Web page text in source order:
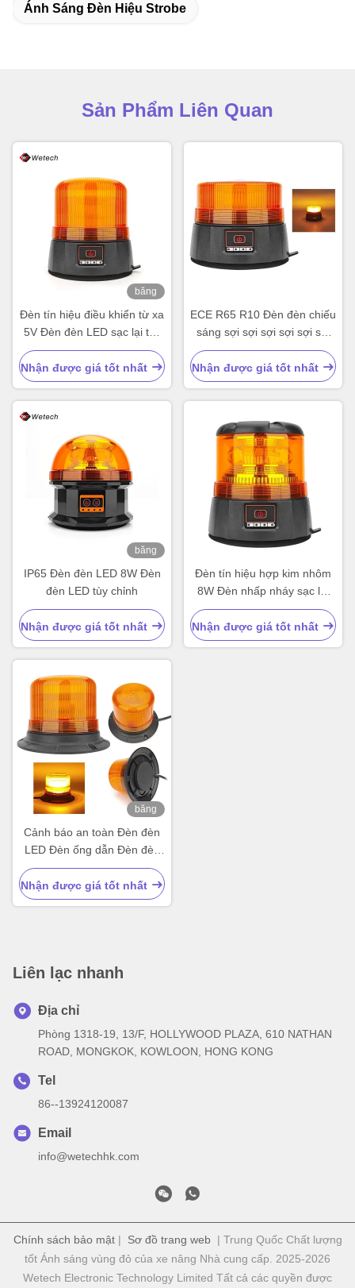
Ánh Sáng Đèn Hiệu Strobe
Sản Phẩm Liên Quan
băng
Đèn tín hiệu điều khiển từ xa
5V Đèn đèn LED sạc lại tùy
chỉnh
Nhận được giá tốt nhất
ECE R65 R10 Đèn đèn chiếu
sáng sợi sợi sợi sợi sợi sợi
sợi sợi sợi sợi sợi sợi sợi
LED
Nhận được giá tốt nhất
băng
IP65 Đèn đèn LED 8W Đèn
đèn LED tùy chỉnh
Nhận được giá tốt nhất
Đèn tín hiệu hợp kim nhôm
8W Đèn nhấp nháy sạc lại
Amber
Nhận được giá tốt nhất
băng
Cảnh báo an toàn Đèn đèn
LED Đèn ống dẫn Đèn đèn
xe Đèn phụ kiện cho máy
kéo nâng
Nhận được giá tốt nhất
Liên lạc nhanh
Địa chỉ
Phòng 1318-19, 13/F, HOLLYWOOD PLAZA, 610 NATHAN
ROAD, MONGKOK, KOWLOON, HONG KONG
Tel
86--13924120087
Email
info@wetechhk.com
Chính sách bảo mật| Sơ đồ trang web| Trung Quốc Chất lượng
tốt Ánh sáng vùng đỏ của xe nâng Nhà cung cấp. 2025-2026
Wetech Electronic Technology Limited Tất cả các quyền được